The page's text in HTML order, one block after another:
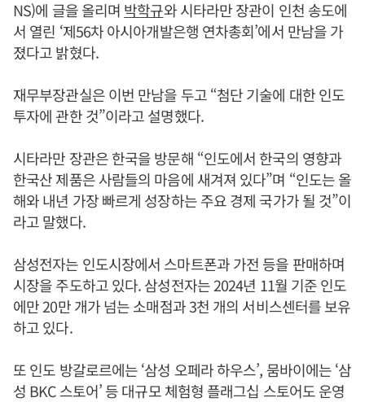
NS)에 글을 올리며 박학규와 시타라만 장관이 인천 송도에
서 열린 ‘제56차 아시아개발은행 연차총회’에서 만남을 가
졌다고 밝혔다.
재무부장관실은 이번 만남을 두고 “첨단 기술에 대한 인도
투자에 관한 것”이라고 설명했다.
시타라만 장관은 한국을 방문해 “인도에서 한국의 영향과
한국산 제품은 사람들의 마음에 새겨져 있다”며 “인도는 올
해와 내년 가장 빠르게 성장하는 주요 경제 국가가 될 것”이
라고 말했다.
삼성전자는 인도시장에서 스마트폰과 가전 등을 판매하며
시장을 주도하고 있다. 삼성전자는 2024년 11월 기준 인도
에만 20만 개가 넘는 소매점과 3천 개의 서비스센터를 보유
하고 있다.
또 인도 방갈로르에는 ‘삼성 오페라 하우스’, 뭄바이에는 ‘삼
성 BKC 스토어’ 등 대규모 체험형 플래그십 스토어도 운영